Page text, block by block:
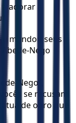
adorar a
mandou seus
Nego
Nego”,
se recusam
de ouro que